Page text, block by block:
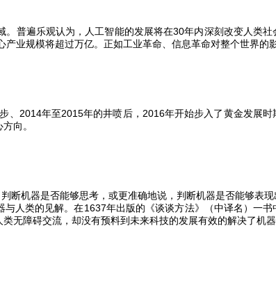
。普遍乐观认为，人工智能的发展将在30年内深刻改变人类
产业规模将超过万亿。正如工业革命、信息革命对整个世界的
、 2014年至2015年的井喷后， 2016年开始步入了黄金发展
向。
判断机器是否能够思考，或更准确地说，判断机器是否能够表
与人类的见解。在1637年出版的《谈谈方法》（中译名）一
无障碍交流，却没有预料到未来科技的发展有效的解决了机器